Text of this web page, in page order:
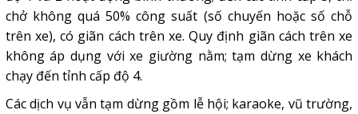
chở không quá 50% công suất (số chuyến hoặc số chỗ
trên xe), có giãn cách trên xe. Quy định giãn cách trên xe
không áp dụng với xe giường nằm; tạm dừng xe khách
chạy đến tỉnh cấp độ 4.
Các dịch vụ vẫn tạm dừng gồm lễ hội; karaoke, vũ trường,